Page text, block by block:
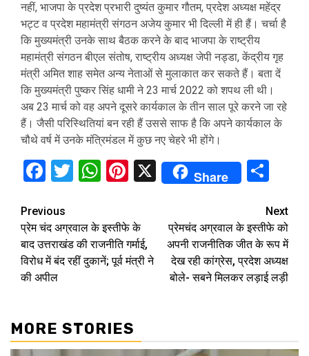
नहीं, भाजपा के प्रदेश प्रभारी दुष्यंत कुमार गौतम, प्रदेश अध्यक्ष महेंद्र
भट्ट व प्रदेश महामंत्री संगठन अजेय कुमार भी दिल्ली में ही हैं। चर्चा है
कि मुख्यमंत्री उनके साथ बैठक करने के बाद भाजपा के राष्ट्रीय
महामंत्री संगठन बीएल संतोष, राष्ट्रीय अध्यक्ष जेपी नड्डा, केंद्रीय गृह
मंत्री अमित शाह समेत अन्य नेताओं से मुलाकात कर सकते हैं। बता दें
कि मुख्यमंत्री पुष्कर सिंह धामी ने 23 मार्च 2022 को शपथ ली थी।
अब 23 मार्च को वह अपने दूसरे कार्यकाल के तीन साल पूरे करने जा रहे
हैं। जैसी परिस्थितियां बन रही हैं उससे साफ है कि अपने कार्यकाल के
चौथे वर्ष में उनके मंत्रिमंडल में कुछ नए चेहरे भी होंगे।
Facebook
Twitter
WhatsApp
Pinterest
X Share
Continue
Reading
Previous
प्रेम चंद अग्रवाल के इस्तीफे के
बाद उत्तराखंड की राजनीति गर्माई,
विरोध में बंद रहीं दुकानें; पूर्व मंत्री ने
की अपील
Next
प्रेमचंद अग्रवाल के इस्तीफे को
अपनी राजनीतिक जीत के रूप में
देख रही कांग्रेस, प्रदेश अध्यक्ष
बोले- सबने मिलकर लड़ाई लड़ी
MORE STORIES